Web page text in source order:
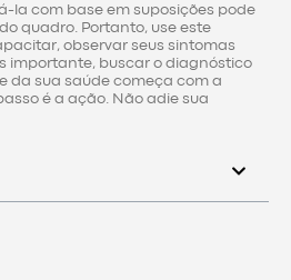
la com base em suposições pode
quadro. Portanto, use este
observar seus sintomas
importante, buscar o diagnóstico
da sua saúde começa com a
é a ação. Não adie sua